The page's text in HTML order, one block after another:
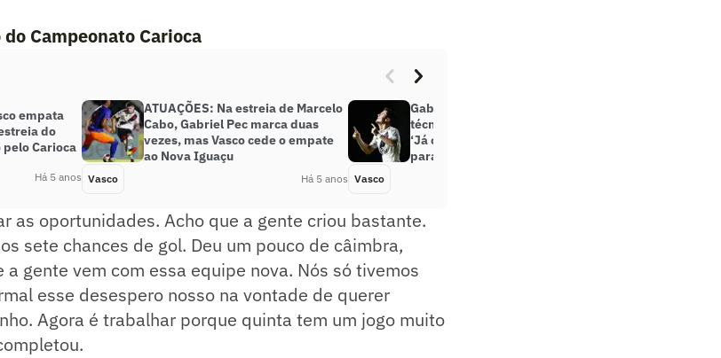
Campeonato Carioca
empata
do
pelo Carioca
Há 5 anos
ATUAÇÕES: Na estreia de Marcelo
Cabo, Gabriel Pec marca duas
vezes, mas Vasco cede o empate
ao Nova Iguaçu
Vasco Há 5 anos
Gabriel Pec, do Vasco, elogia o
técnico Marcelo Cabo e destaca:
‘Já chegou me dando confiança
para jogar’
Vasco
as oportunidades. Acho que a gente criou bastante.
sete chances de gol. Deu um pouco de câimbra,
gente vem com essa equipe nova. Nós só tivemos
esse desespero nosso na vontade de querer
Agora é trabalhar porque quinta tem um jogo muito